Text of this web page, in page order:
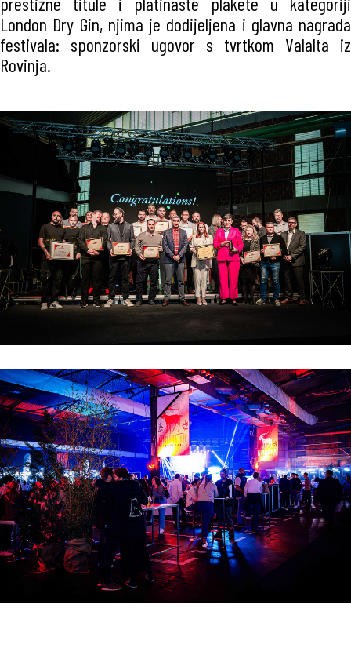
London Dry Gin, njima je dodijeljena i glavna nagrada
festivala: sponzorski ugovor s tvrtkom Valalta iz
Rovinja.